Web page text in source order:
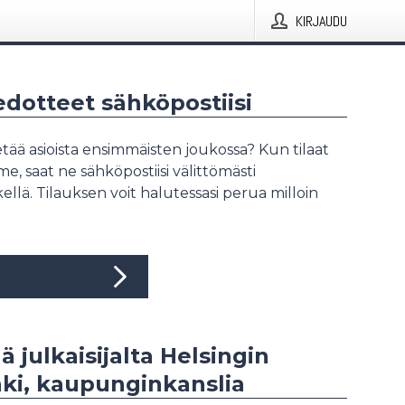
KIRJAUDU
sähköpostiisi
asioista ensimmäisten joukossa? Kun tilaat
saat ne sähköpostiisi välittömästi
Tilauksen voit halutessasi perua milloin
julkaisijalta Helsingin
kaupunginkanslia